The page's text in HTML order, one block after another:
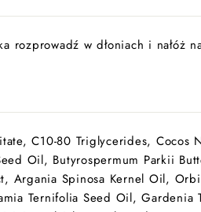
rozprowadź w dłoniach i nałóż
C10-80 Triglycerides, Cocos
Oil, Butyrospermum Parkii
Argania Spinosa Kernel Oil,
Ternifolia Seed Oil, Gardenia